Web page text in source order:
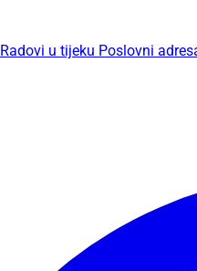
Radovi u tijeku Poslovni